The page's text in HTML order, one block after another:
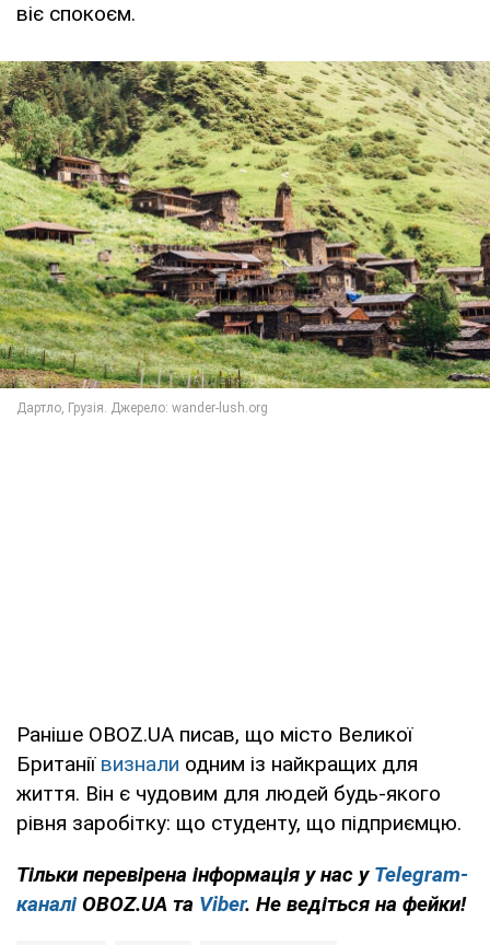
віє спокоєм.
Раніше OBOZ.UA писав, що місто Великої
Британії визнали одним із найкращих для
життя. Він є чудовим для людей будь-якого
рівня заробітку: що студенту, що підприємцю.
Тільки перевірена інформація у нас у Telegram-
каналі OBOZ.UA та Viber. Не ведіться на фейки!